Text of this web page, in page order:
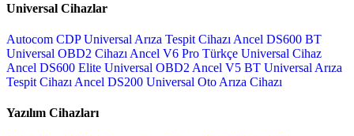
Universal Cihazlar
Autocom CDP Universal Arıza Tespit Cihazı Ancel DS600 BT
Universal OBD2 Cihazı Ancel V6 Pro Türkçe Universal Cihaz
Ancel DS600 Elite Universal OBD2 Ancel V5 BT Universal Arıza
Tespit Cihazı Ancel DS200 Universal Oto Arıza Cihazı
Yazılım Cihazları